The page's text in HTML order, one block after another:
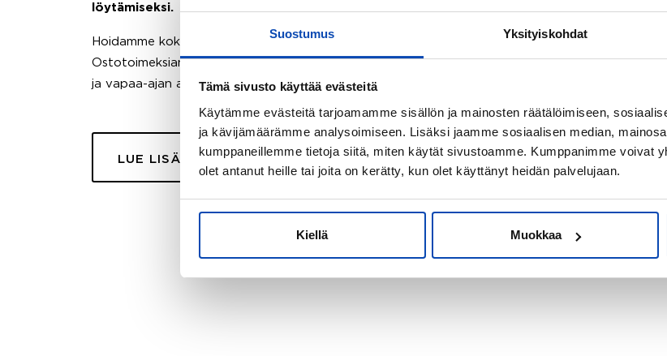
Suostumus Yksityiskohdat
Tämä sivusto käyttää evästeitä
Käytämme evästeitä tarjoamamme sisällön ja mainosten räätälöimiseen,
ja kävijämäärämme analysoimiseen. Lisäksi jaamme sosiaalisen median,
kumppaneillemme tietoja siitä, miten käytät sivustoamme. Kumppanimme voivat
olet antanut heille tai joita on kerätty, kun olet käyttänyt heidän palvelujaan.
Kiellä Muokkaa
löytämiseksi.
Hoidamme koko ostoprosessin puolestasi.
Ostotoimeksiantopalvelumme sopii myös esimerkiksi sijoitus-
ja vapaa-ajan asuntojen ostoon.
LUE LISÄÄ